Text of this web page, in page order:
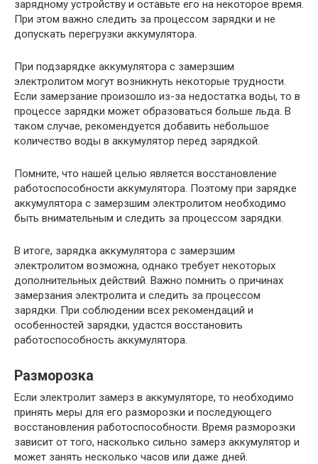
зарядному устройству и оставьте его на некоторое время.
При этом важно следить за процессом зарядки и не
допускать перегрузки аккумулятора.
При подзарядке аккумулятора с замерзшим
электролитом могут возникнуть некоторые трудности.
Если замерзание произошло из-за недостатка воды, то в
процессе зарядки может образоваться больше льда. В
таком случае, рекомендуется добавить небольшое
количество воды в аккумулятор перед зарядкой.
Помните, что нашей целью является восстановление
работоспособности аккумулятора. Поэтому при зарядке
аккумулятора с замерзшим электролитом необходимо
быть внимательным и следить за процессом зарядки.
В итоге, зарядка аккумулятора с замерзшим
электролитом возможна, однако требует некоторых
дополнительных действий. Важно помнить о причинах
замерзания электролита и следить за процессом
зарядки. При соблюдении всех рекомендаций и
особенностей зарядки, удастся восстановить
работоспособность аккумулятора.
Разморозка
Если электролит замерз в аккумуляторе, то необходимо
принять меры для его разморозки и последующего
восстановления работоспособности. Время разморозки
зависит от того, насколько сильно замерз аккумулятор и
может занять несколько часов или даже дней.